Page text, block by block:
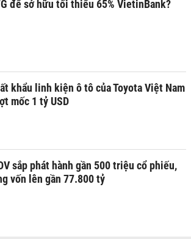
để sở hữu tối thiểu 65% VietinBank?
khẩu linh kiện ô tô của Toyota Việt Nam
mốc 1 tỷ USD
sắp phát hành gần 500 triệu cổ phiếu,
vốn lên gần 77.800 tỷ